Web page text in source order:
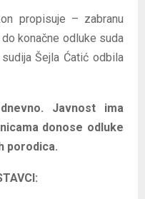
propisuje – zabranu
konačne odluke suda
Šejla Ćatić odbila
Javnost ima
donose odluke
porodica.